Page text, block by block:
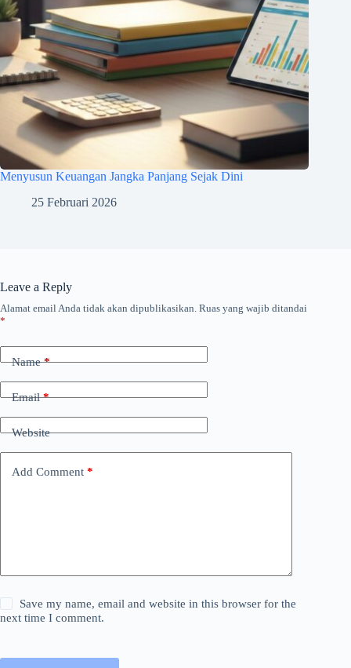
Menyusun Keuangan Jangka Panjang Sejak Dini
25 Februari 2026
Leave a Reply
Alamat email Anda tidak akan dipublikasikan. Ruas yang wajib ditandai
*
Name*
Email*
Website
Add Comment *
Save my name, email and website in this browser for the
next time I comment.